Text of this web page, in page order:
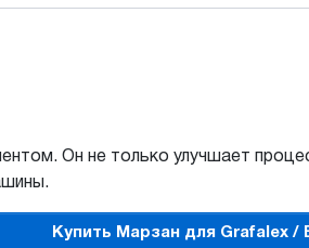
Он не только улучшает
Купить Марзан для Grafalex /